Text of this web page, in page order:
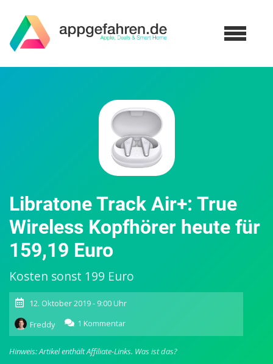
Libratone Track Air+: True
Wireless Kopfhörer heute für
159,19 Euro
Kosten sonst 199 Euro
12. Oktober 2019 - 9:00 Uhr
Freddy
1 Kommentar
Libratone
Track
Air+:
Hinweis: Artikel enthält Affiliate-Links. Was ist das?